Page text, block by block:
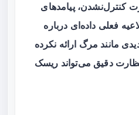
پیامدهای
فعلی داده‌ای درباره
مانند مرگ ارائه نکرده
دقیق می‌تواند ریسک